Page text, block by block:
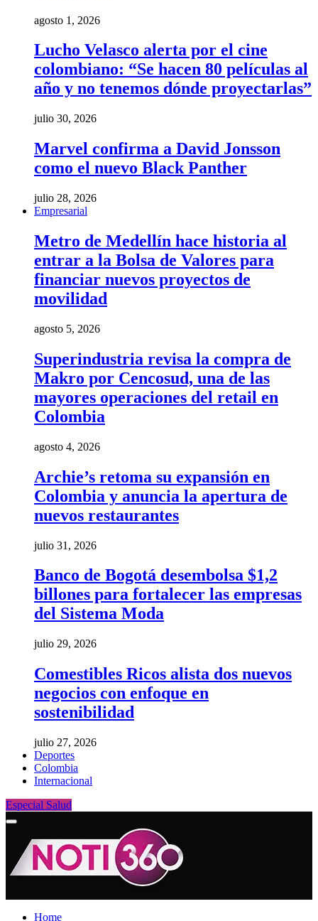
agosto 1, 2026
Lucho Velasco alerta por el cine
colombiano: “Se hacen 80 películas al
año y no tenemos dónde proyectarlas”
julio 30, 2026
Marvel confirma a David Jonsson
como el nuevo Black Panther
julio 28, 2026
Empresarial
Metro de Medellín hace historia al
entrar a la Bolsa de Valores para
financiar nuevos proyectos de
movilidad
agosto 5, 2026
Superindustria revisa la compra de
Makro por Cencosud, una de las
mayores operaciones del retail en
Colombia
agosto 4, 2026
Archie’s retoma su expansión en
Colombia y anuncia la apertura de
nuevos restaurantes
julio 31, 2026
Banco de Bogotá desembolsa $1,2
billones para fortalecer las empresas
del Sistema Moda
julio 29, 2026
Comestibles Ricos alista dos nuevos
negocios con enfoque en
sostenibilidad
julio 27, 2026
Deportes
Colombia
Internacional
Especial Salud
Home